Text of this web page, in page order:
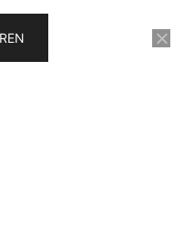
FÜR 0€